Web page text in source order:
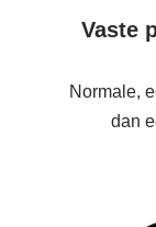
Vaste
Normale,
dan